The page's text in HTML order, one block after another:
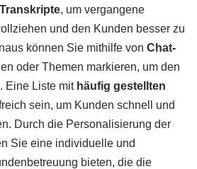
, um vergangene
und den Kunden besser zu
können Sie mithilfe von Chat-
oder Themen markieren, um den
Eine Liste mit häufig gestellten
sein, um Kunden schnell und
Durch die Personalisierung der
Sie eine individuelle und
bieten, die die